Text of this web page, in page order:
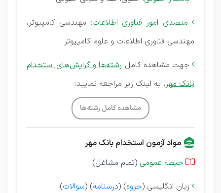
 متصدی امور فناوری اطلاعات: مهندسی کامپیوتر،
مهندسی فناوری اطلاعات و علوم کامپیوتر
 جهت مشاهده کامل رشته‌ها و گرایش‌های استخدام
بانک مهر، به لینک زیر مراجعه نمایید:
مشاهده کامل رشته‌ها
مواد آزمون استخدام بانک مهر
 حیطه عمومی (تمام مشاغل)
 زبان انگلیسی (جزوه) (درسنامه) (سوالات)